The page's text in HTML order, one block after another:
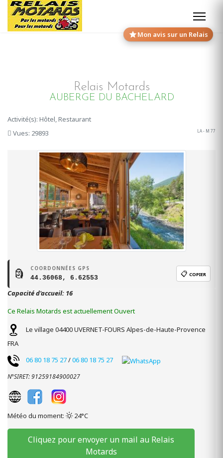
Mon avis sur un Relais
Relais Motards
AUBERGE DU BACHELARD
Activité(s): Hôtel, Restaurant
Vues: 29893
LA - M 77
🗿 COORDONNÉES GPS
44.36068, 6.62553 📋 COPIER
Capacité d'accueil: 16
Ce Relais Motards est actuellement Ouvert
Le village 04400UVERNET-FOURS Alpes-de-Haute-Provence
FRA
06 80 18 75 27/06 80 18 75 27
N°SIRET: 91259184900027
Météo du moment: 24°C
Cliquez pour envoyer un mail au Relais
Motards